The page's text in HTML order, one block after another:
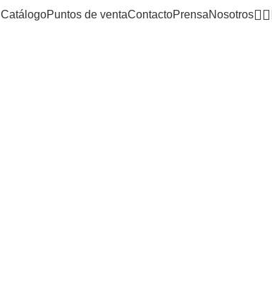
CatálogoPuntos de ventaContactoPrensaNosotros